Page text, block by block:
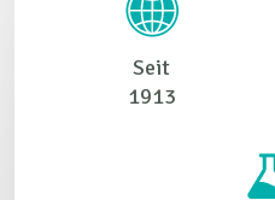
Seit
1913